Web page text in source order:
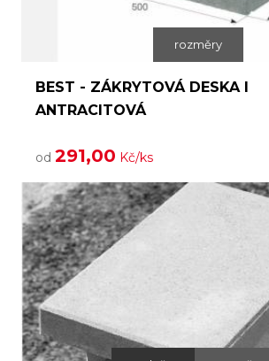
rozměry
BEST - ZÁKRYTOVÁ DESKA I
ANTRACITOVÁ
od 291,00 Kč/ks